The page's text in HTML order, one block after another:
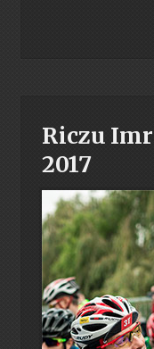
Riczu
2017